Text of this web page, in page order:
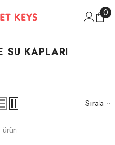
00
SU KAPLARI
Sırala